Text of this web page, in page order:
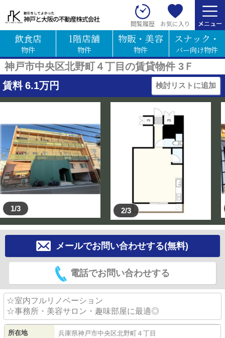
閲覧履歴 お気に入り
飲食店
物件
1階店舗
物件
物販・美容
物件
スナック・
バー向け物件
神戸市中央区北野町４丁目の賃貸物件 3Ｆ
賃料 6.1万円 検討リストに追加
1/3 2/3
メールでお問い合わせする(無料)
電話でお問い合わせする
☆室内フルリノベーション
☆事務所・美容サロン・趣味部屋に最適◎
所在地 兵庫県神戸市中央区北野町 ４丁目